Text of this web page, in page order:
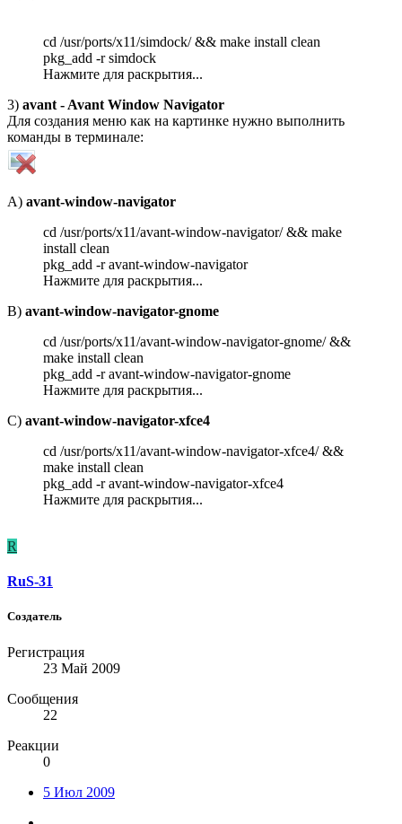
cd /usr/ports/x11/simdock/ && make install clean
pkg_add -r simdock
Нажмите для раскрытия...
3) avant - Avant Window Navigator
Для создания меню как на картинке нужно выполнить
команды в терминале:
A) avant-window-navigator
cd /usr/ports/x11/avant-window-navigator/ && make
install clean
pkg_add -r avant-window-navigator
Нажмите для раскрытия...
B) avant-window-navigator-gnome
cd /usr/ports/x11/avant-window-navigator-gnome/ &&
make install clean
pkg_add -r avant-window-navigator-gnome
Нажмите для раскрытия...
C) avant-window-navigator-xfce4
cd /usr/ports/x11/avant-window-navigator-xfce4/ &&
make install clean
pkg_add -r avant-window-navigator-xfce4
Нажмите для раскрытия...
R
RuS-31
Создатель
Регистрация
23 Май 2009
Сообщения
22
Реакции
0
5 Июл 2009